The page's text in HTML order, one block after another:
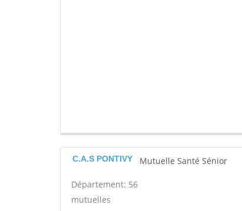
C.A.S PONTIVY Mutuelle Santé Sénior
Département: 56
mutuelles